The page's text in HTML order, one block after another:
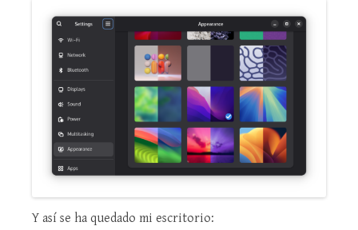
Y así se ha quedado mi escritorio: